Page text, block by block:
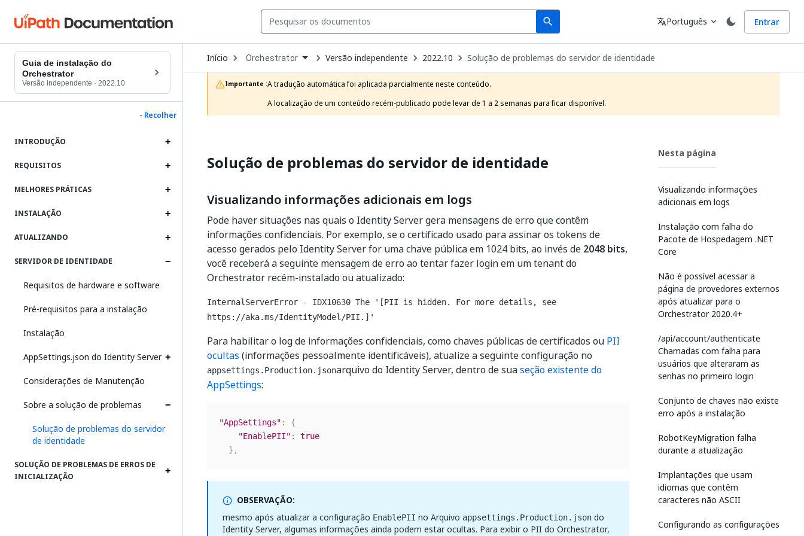
search
Search Idioma
translatePortuguês expand_more Entrar
Guia de instalação do
Orchestrator
Versão independente · 2022.10
- Recolher
INTRODUÇÃO
REQUISITOS
MELHORES PRÁTICAS
INSTALAÇÃO
ATUALIZANDO
SERVIDOR DE IDENTIDADE
Requisitos de hardware e software
Pré-requisitos para a instalação
Instalação
AppSettings.json do Identity Server
Considerações de Manutenção
Sobre a solução de problemas
Solução de problemas do servidor
de identidade
SOLUÇÃO DE PROBLEMAS DE ERROS DE
INICIALIZAÇÃO
Início Open
Dropdown
to
choose
product
Orchestrator Versão independente 2022.10 Solução de problemas do servidor de identidade
Importante :A tradução automática foi aplicada parcialmente neste conteúdo.
A localização de um conteúdo recém-publicado pode levar de 1 a 2 semanas para ficar disponível.
Solução de problemas do servidor de identidade
Visualizando informações adicionais em logs
Pode haver situações nas quais o Identity Server gera mensagens de erro que contêm
informações confidenciais. Por exemplo, se o certificado usado para assinar os tokens de
acesso gerados pelo Identity Server for uma chave pública em 1024 bits, ao invés de 2048 bits,
você receberá a seguinte mensagem de erro ao tentar fazer login em um tenant do
Orchestrator recém-instalado ou atualizado:
InternalServerError - IDX10630 The '[PII is hidden. For more details, see
https://aka.ms/IdentityModel/PII.]'
Para habilitar o log de informações confidenciais, como chaves públicas de certificados ou PII
ocultas (informações pessoalmente identificáveis), atualize a seguinte configuração no
appsettings.Production.jsonarquivo do Identity Server, dentro de suaseção existente do
AppSettings:
"AppSettings" :
{
"EnablePII" :
true
} ,
OBSERVAÇÃO:
mesmo após atualizar a configuração EnablePII no Arquivo appsettings.Production.json do
Identity Server, algumas informações ainda podem estar ocultas. Para exibir o PII do Orchestrator,
Nesta página
Visualizando informações
adicionais em logs
Instalação com falha do
Pacote de Hospedagem .NET
Core
Não é possível acessar a
página de provedores externos
após atualizar para o
Orchestrator 2020.4+
/api/account/authenticate
Chamadas com falha para
usuários que alteraram as
senhas no primeiro login
Conjunto de chaves não existe
erro após a instalação
RobotKeyMigration falha
durante a atualização
Implantações que usam
idiomas que contêm
caracteres não ASCII
Configurando as configurações